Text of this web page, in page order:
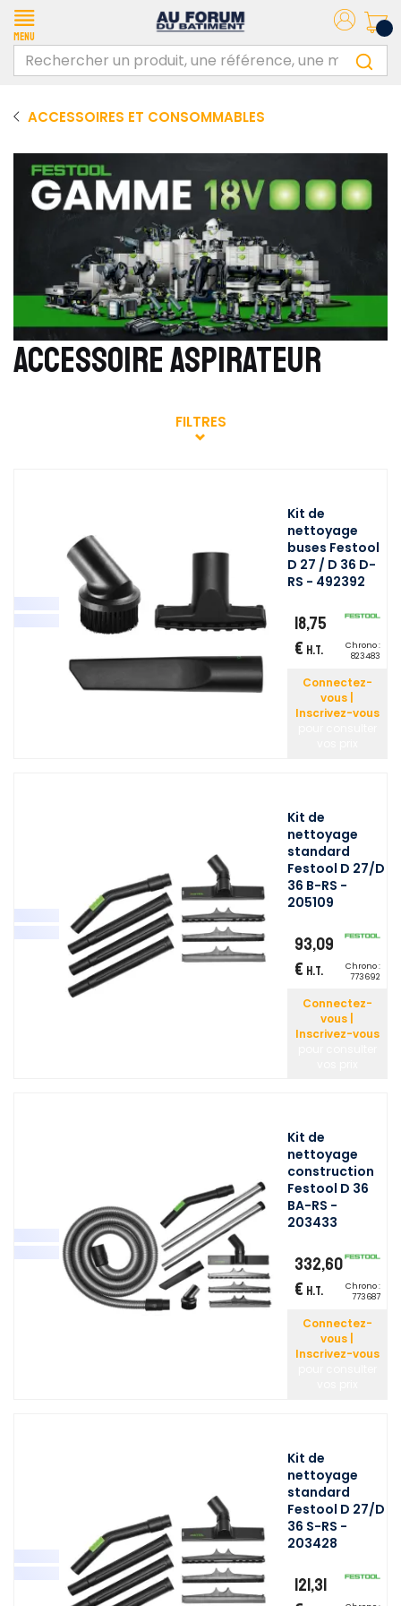
Menu
ACCESSOIRES ET CONSOMMABLES
ACCESSOIRE ASPIRATEUR
FILTRES
Kit de
nettoyage
buses Festool
D 27 / D 36 D-
RS - 492392
18,75
€ H.T.
Chrono :
823483
Connectez-
vous |
Inscrivez-vous
Kit de
nettoyage
standard
Festool D 27/D
36 B-RS -
205109
93,09
€ H.T.
Chrono :
773692
Connectez-
vous |
Inscrivez-vous
Kit de
nettoyage
construction
Festool D 36
BA-RS -
203433
332,60
€ H.T.
Chrono :
773687
Connectez-
vous |
Inscrivez-vous
Kit de
nettoyage
standard
Festool D 27/D
36 S-RS -
203428
121,31